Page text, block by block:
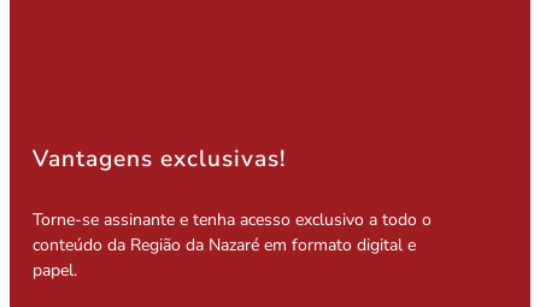
Vantagens exclusivas!
Torne-se assinante e tenha acesso exclusivo a todo o
conteúdo da Região da Nazaré em formato digital e
papel.